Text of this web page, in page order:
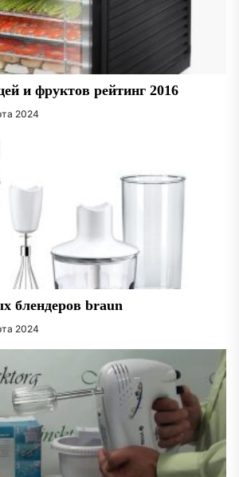
и фруктов рейтинг 2016
2024
блендеров braun
2024